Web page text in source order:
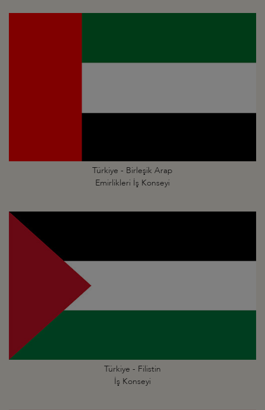
Türkiye - Birleşik Arap
Emirlikleri İş Konseyi
Türkiye - Filistin
İş Konseyi